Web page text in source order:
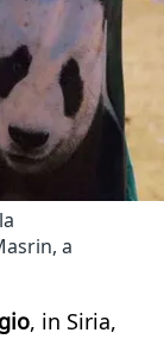
a
, in Siria,